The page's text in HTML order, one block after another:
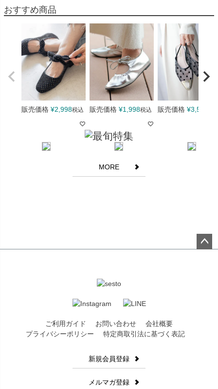
計測サイズについて
当店のサイズ表記は製造過程において弊社基準での計測を各メー
カーにて行っておりますので実際にお客様が計測される場合とは
計測基準が異なり誤差が生じる場合がございます。お手元の商品
で計測された情報と弊社記載の情報は異なる場合が多くございま
すがこちらを理由にご返品ご交換をお受けいたしかねますことを
予めご了承願います。
商品の汚れ・キズなどについて
ざいます。汚れやキズの程度に関しましては弊社基準にて不良品
かどうかの判断をさせていただいております。スエード調素材な
どの生地素材に関してはかかとやつま先部分にアタリ(生地がこす
毛足が長い素材等は多少色ムラを感じやすい場合がございます。
エナメル調の素材に関しましては表面に薄っすらと曇りが生じる
生産時の過程上、フリル部分が左右対称でない場合や、柄の位置
での撮影・ライトのあたり具合、パソコンやスマートフォンでの
環境の違いによって見え方が異なる場合がございます。
商品の在庫について
テムの問題等によりごく稀にご注文いただいた商品のご用意がで
おすすめ商品
販売価格 ¥2,998税込 販売価格 ¥1,998税込 販売価格 ¥3,598
MORE
ご利用ガイド お問い合わせ
会社概要
プライバシーポリシー
特定商取引法に基づく表記
新規会員登録
メルマガ登録